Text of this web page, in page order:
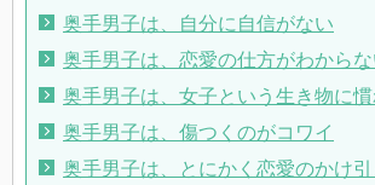
奥手男子は、自分に自信がない
奥手男子は、恋愛の仕方がわからな
奥手男子は、女子という生き物に
奥手男子は、傷つくのがコワイ
奥手男子は、とにかく恋愛のかけ